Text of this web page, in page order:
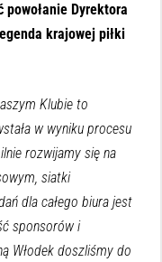
Dyrektora
krajowej piłki
Klubie to
w wyniku procesu
rozwijamy się na
siatki
dla całego biura jest
sponsorów i
Włodek doszliśmy do